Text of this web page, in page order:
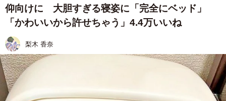
仰向けに 大胆すぎる寝姿に「完全にベッド」
「かわいいから許せちゃう」4.4万いいね
梨木 香奈